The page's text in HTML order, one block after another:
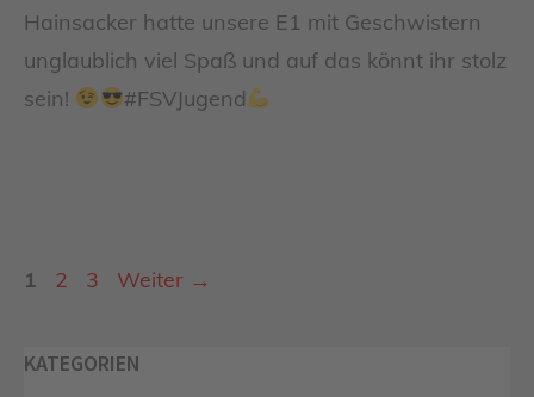
Hainsacker hatte unsere E1 mit Geschwistern
unglaublich viel Spaß und auf das könnt ihr stolz
sein!
#FSVJugend
Seite
1 Seite
2 Seite
3 Weiter →
KATEGORIEN